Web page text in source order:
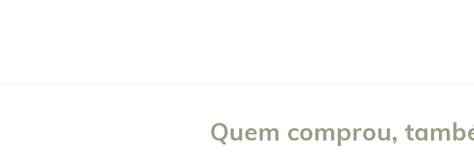
Quem comprou,